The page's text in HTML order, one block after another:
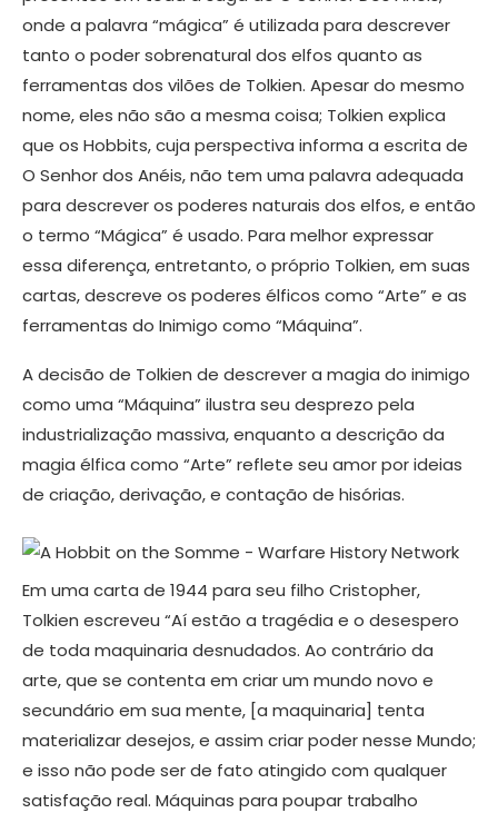
onde a palavra “mágica” é utilizada para descrever
tanto o poder sobrenatural dos elfos quanto as
ferramentas dos vilões de Tolkien. Apesar do mesmo
nome, eles não são a mesma coisa; Tolkien explica
que os Hobbits, cuja perspectiva informa a escrita de
O Senhor dos Anéis, não tem uma palavra adequada
para descrever os poderes naturais dos elfos, e então
o termo “Mágica” é usado. Para melhor expressar
essa diferença, entretanto, o próprio Tolkien, em suas
cartas, descreve os poderes élficos como “Arte” e as
ferramentas do Inimigo como “Máquina”.
A decisão de Tolkien de descrever a magia do inimigo
como uma “Máquina” ilustra seu desprezo pela
industrialização massiva, enquanto a descrição da
magia élfica como “Arte” reflete seu amor por ideias
de criação, derivação, e contação de hisórias.
Em uma carta de 1944 para seu filho Cristopher,
Tolkien escreveu “Aí estão a tragédia e o desespero
de toda maquinaria desnudados. Ao contrário da
arte, que se contenta em criar um mundo novo e
secundário em sua mente, [a maquinaria] tenta
materializar desejos, e assim criar poder nesse Mundo;
e isso não pode ser de fato atingido com qualquer
satisfação real. Máquinas para poupar trabalho